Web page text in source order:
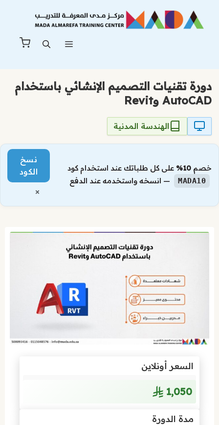
المحتوى
دورة تقنيات التصميم الإنشائي باستخدام
AutoCAD وRevit
الهندسة المدنية
خصم 10% على كل طلباتك عند استخدام كود
MADA10 — انسخه واستخدمه عند الدفع
نسخ
الكود
×
السعر أونلاين
1٬050
مدة الدورة